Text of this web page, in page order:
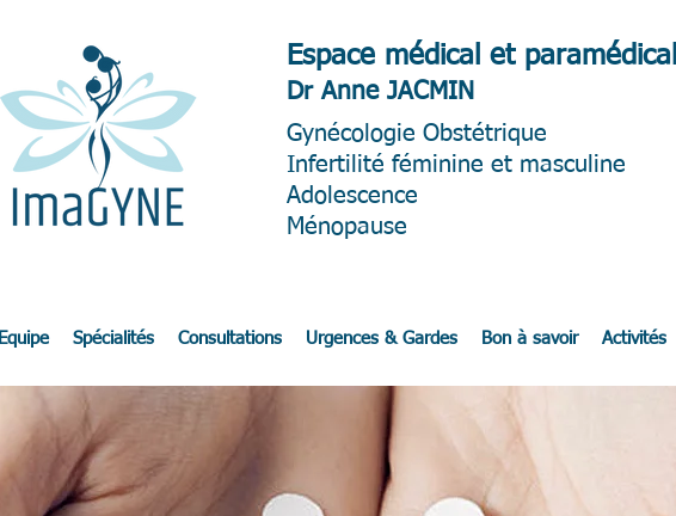
Espace médical et paramédical
Dr Anne JACMIN
Gynécologie Obstétrique
Infertilité féminine et masculine
Adolescence
Ménopause
Equipe Spécialités Consultations Urgences & Gardes Bon à savoir Activités